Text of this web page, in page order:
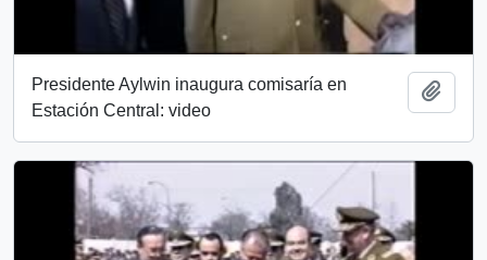
Presidente Aylwin inaugura comisaría en
Estación Central: video